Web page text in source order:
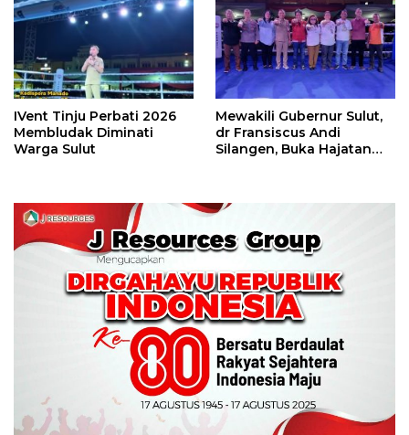
Perbati 2026
IVent Tinju Perbati 2026
Membludak Diminati
Warga Sulut
Mewakili Gubernur Sulut,
dr Fransiscus Andi
Silangen, Buka Hajatan